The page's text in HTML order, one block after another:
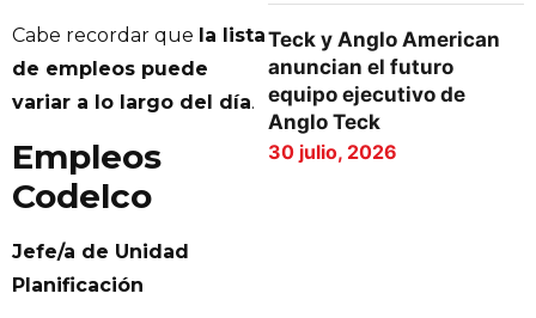
Cabe recordar que la lista
de empleos puede
variar a lo largo del día.
Empleos
Codelco
Jefe/a de Unidad
Planificación
Teck y Anglo American
anuncian el futuro
equipo ejecutivo de
Anglo Teck
30 julio, 2026